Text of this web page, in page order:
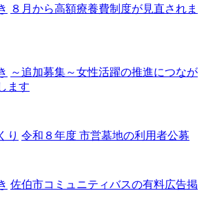
８月から高額療養費制度が見直されま
～追加募集～女性活躍の推進につなが
ます
り 令和８年度 市営墓地の利用者公募
佐伯市コミュニティバスの有料広告掲